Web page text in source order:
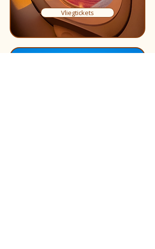
Vliegtickets